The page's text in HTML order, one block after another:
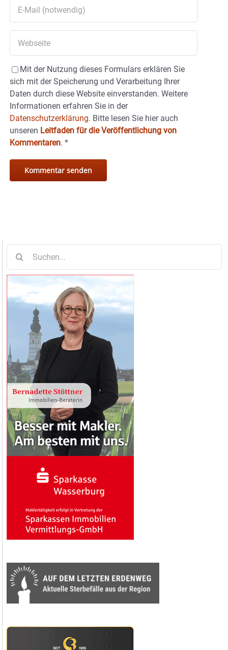
Mit der Nutzung dieses Formulars erklären Sie
sich mit der Speicherung und Verarbeitung Ihrer
Daten durch diese Website einverstanden. Weitere
Informationen erfahren Sie in der
Datenschutzerklärung. Bitte lesen Sie hier auch
unseren Leitfaden für die Veröffentlichung von
Kommentaren. *
nach: